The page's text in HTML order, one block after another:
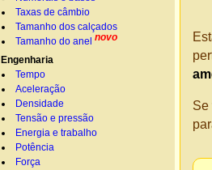
Taxas de câmbio
Tamanho dos calçados
Tamanho do anel novo
Engenharia
Tempo
Aceleração
Densidade
Tensão e pressão
Energia e trabalho
Potência
Força
Se